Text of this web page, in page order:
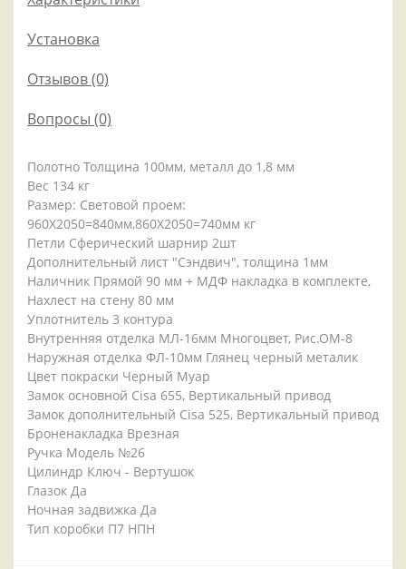
Установка
Отзывов (0)
Вопросы (0)
Полотно Толщина 100мм, металл до 1,8 мм
Вес 134 кг
Размер: Световой проем:
960Х2050=840мм,860Х2050=740мм кг
Петли Сферический шарнир 2шт
Дополнительный лист "Сэндвич", толщина 1мм
Наличник Прямой 90 мм + МДФ накладка в комплекте,
Нахлест на стену 80 мм
Уплотнитель 3 контура
Внутренняя отделка МЛ-16мм Многоцвет, Рис.ОМ-8
Наружная отделка ФЛ-10мм Глянец черный металик
Цвет покраски Черный Муар
Замок основной Cisa 655, Вертикальный привод
Замок дополнительный Cisa 525, Вертикальный привод
Броненакладка Врезная
Ручка Модель №26
Цилиндр Ключ - Вертушок
Глазок Да
Ночная задвижка Да
Тип коробки П7 НПН